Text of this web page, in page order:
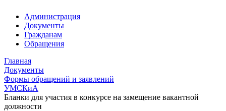
Администрация
Документы
Гражданам
Обращения
Главная
Документы
Формы обращений и заявлений
УМСКиА
Бланки для участия в конкурсе на замещение вакантной
должности